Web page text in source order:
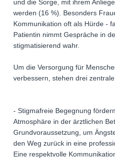
und die Sorge, mit ihrem
werden (16 %). Besonders
Kommunikation oft als Hürde -
Patientin nimmt Gespräche in
stigmatisierend wahr.
Um die Versorgung für
verbessern, stehen drei
- Stigmafreie Begegnung
Atmosphäre in der ärztlichen
Grundvoraussetzung, um
den Weg zurück in eine
Eine respektvolle